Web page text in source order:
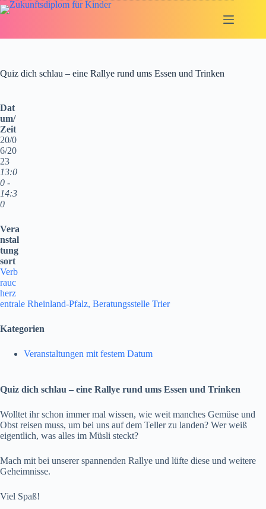
Zum
Inhalt
Quiz dich schlau – eine Rallye rund ums Essen und Trinken
Dat
um/
Zeit
20/0
6/20
23
13:0
0 -
14:3
0
Vera
nstal
tung
sort
Verb
rauc
herz
entrale Rheinland-Pfalz, Beratungsstelle Trier
Kategorien
Veranstaltungen mit festem Datum
Quiz dich schlau – eine Rallye rund ums Essen und Trinken
Wolltet ihr schon immer mal wissen, wie weit manches Gemüse und
Obst reisen muss, um bei uns auf dem Teller zu landen? Wer weiß
eigentlich, was alles im Müsli steckt?
Mach mit bei unserer spannenden Rallye und lüfte diese und weitere
Geheimnisse.
Viel Spaß!